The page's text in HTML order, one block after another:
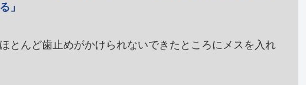
」
とんど歯止めがかけられないできたところにメスを入れ